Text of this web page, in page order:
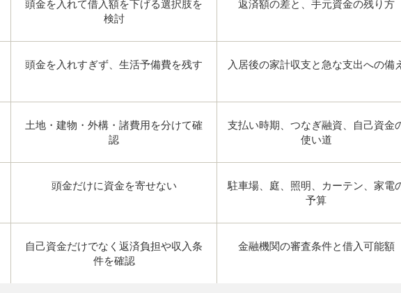
頭金を入れて借入額を下げる選択肢を
検討
返済額の差と、手元資金の残り方
頭金を入れすぎず、生活予備費を残す 入居後の家計収支と急な支出への備え
土地・建物・外構・諸費用を分けて確
認
支払い時期、つなぎ融資、自己資金
使い道
頭金だけに資金を寄せない
駐車場、庭、照明、カーテン、家電
予算
自己資金だけでなく返済負担や収入条
件を確認
金融機関の審査条件と借入可能額